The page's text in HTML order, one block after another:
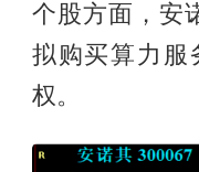
个股方面，安
拟购买算力服
权。